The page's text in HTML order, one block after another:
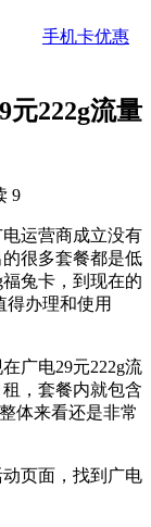
手机卡优惠
元222g流量
9
运营商成立没有
很多套餐都是低
兔卡，到现在的
得办理和使用
广电29元222g流
，套餐内就包含
体来看还是非常
页面，找到广电